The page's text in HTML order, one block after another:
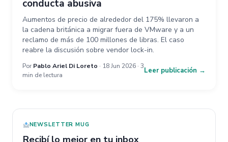
conducta abusiva
Aumentos de precio de alrededor del 175% llevaron a
la cadena británica a migrar fuera de VMware y a un
reclamo de más de 100 millones de libras. El caso
reabre la discusión sobre vendor lock-in.
Por Pablo Ariel Di Loreto · 18 Jun 2026 · 3
min de lectura
Leer publicación →
NEWSLETTER MUG